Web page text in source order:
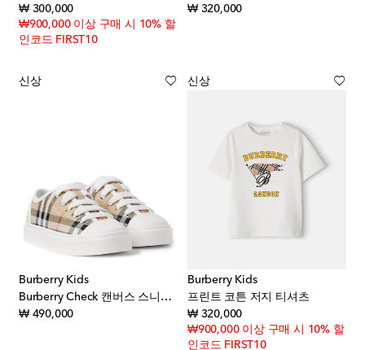
₩ 300,000original price
₩900,000 이상 구매 시 10% 할
인코드 FIRST10
₩ 320,000original price
신상
Burberry Kids
Burberry Check 캔버스 스니커즈
₩ 490,000original price
신상
Burberry Kids
프린트 코튼 저지 티셔츠
₩ 320,000original price
₩900,000 이상 구매 시 10% 할
인코드 FIRST10